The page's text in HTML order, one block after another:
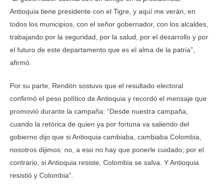
Antioquia tiene presidente con el Tigre, y aquí me verán, en
todos los municipios, con el señor gobernador, con los alcaldes,
trabajando por la seguridad, por la salud, por el desarrollo y por
el futuro de este departamento que es el alma de la patria”,
afirmó.
Por su parte, Rendón sostuvo que el resultado electoral
confirmó el peso político de Antioquia y recordó el mensaje que
promovió durante la campaña: “Desde nuestra campaña,
cuando la retórica de quien ya por fortuna va saliendo del
gobierno dijo que si Antioquia cambiaba, cambiaba Colombia,
nosotros dijimos: no, a eso no hay que ponerle cuidado; por el
contrario, si Antioquia resiste, Colombia se salva. Y Antioquia
resistió y Colombia”.